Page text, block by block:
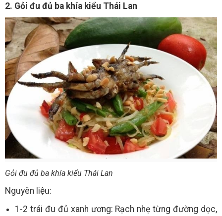
2. Gỏi đu đủ ba khía kiểu Thái Lan
Gỏi đu đủ ba khía kiểu Thái Lan
Nguyên liệu:
1-2 trái đu đủ xanh ương: Rạch nhẹ từng đường dọc,